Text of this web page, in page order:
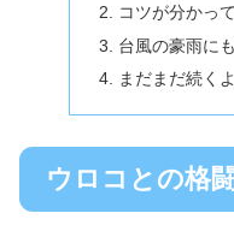
コツが分かっ
台風の豪雨に
まだまだ続く
ウロコとの格闘